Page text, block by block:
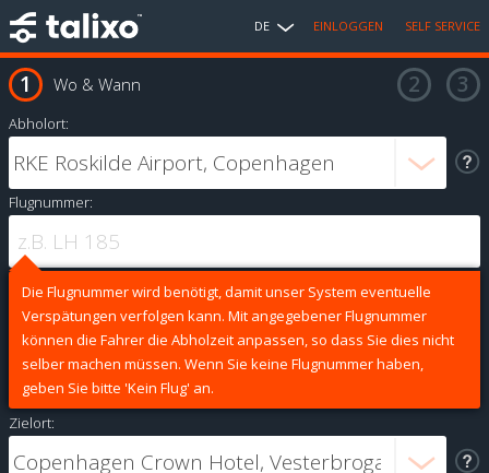
DE EINLOGGEN SELF SERVICE
Wo & Wann
Abholort:
Flugnummer:
Die Flugnummer wird benötigt, damit unser System eventuelle
Verspätungen verfolgen kann. Mit angegebener Flugnummer
können die Fahrer die Abholzeit anpassen, so dass Sie dies nicht
selber machen müssen. Wenn Sie keine Flugnummer haben,
geben Sie bitte 'Kein Flug' an.
Zielort: